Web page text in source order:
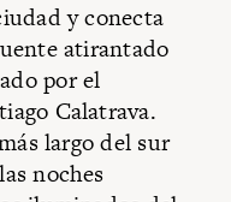
y conecta
atirantado
por el
Calatrava.
largo del sur
noches